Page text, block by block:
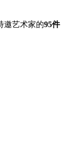
邀艺术家的95件